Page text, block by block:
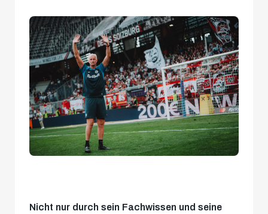
Nicht nur durch sein Fachwissen und seine